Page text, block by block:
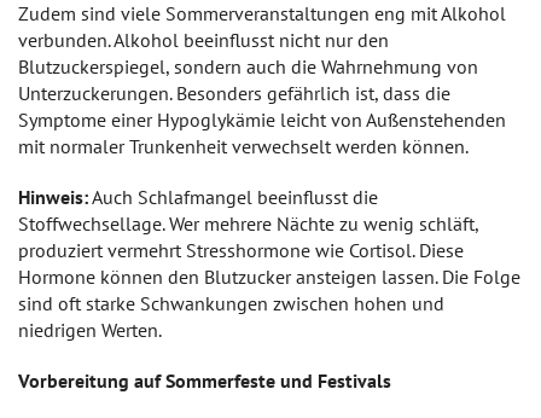
Zudem sind viele Sommerveranstaltungen eng mit Alkohol
verbunden. Alkohol beeinflusst nicht nur den
Blutzuckerspiegel, sondern auch die Wahrnehmung von
Unterzuckerungen. Besonders gefährlich ist, dass die
Symptome einer Hypoglykämie leicht von Außenstehenden
mit normaler Trunkenheit verwechselt werden können.
Hinweis:Auch Schlafmangel beeinflusst die
Stoffwechsellage. Wer mehrere Nächte zu wenig schläft,
produziert vermehrt Stresshormone wie Cortisol. Diese
Hormone können den Blutzucker ansteigen lassen. Die Folge
sind oft starke Schwankungen zwischen hohen und
niedrigen Werten.
Vorbereitung auf Sommerfeste und Festivals